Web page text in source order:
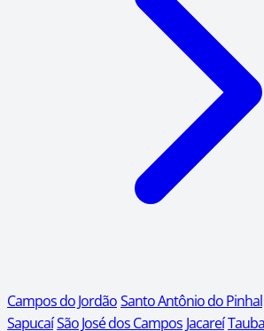
Campos do JordãoSanto Antônio do Pinhal
SapucaíSão José dos Campos Jacareí